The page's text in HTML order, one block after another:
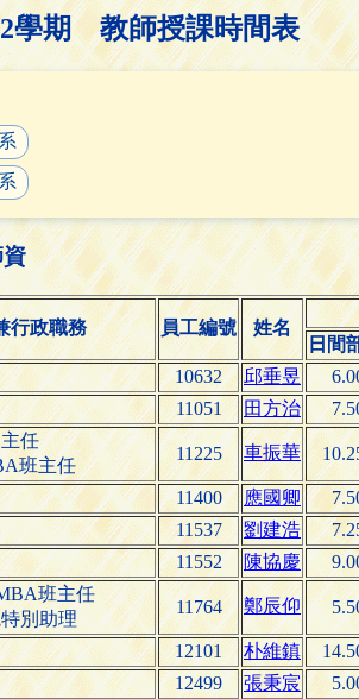
2學期 教師授課時間表
行政職務 員工編號
姓名
日間
10632 邱垂昱
11051 田方治
任
班主任
11225 車振華
11400 應國卿
11537 劉建浩
11552 陳協慶
班主任
別助理
11764 鄭辰仰
12101 朴維鎮
12499 張秉宸